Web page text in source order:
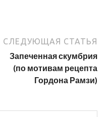
СЛЕДУЮЩАЯ СТАТЬЯ
Запеченная скумбрия
(по мотивам рецепта
Гордона Рамзи)